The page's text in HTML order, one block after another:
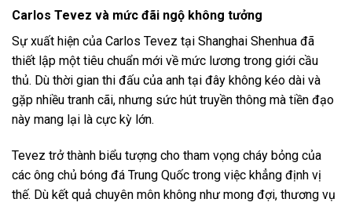
Carlos Tevez và mức đãi ngộ không tưởng
Sự xuất hiện của Carlos Tevez tại Shanghai Shenhua đã
thiết lập một tiêu chuẩn mới về mức lương trong giới cầu
thủ. Dù thời gian thi đấu của anh tại đây không kéo dài và
gặp nhiều tranh cãi, nhưng sức hút truyền thông mà tiền đạo
này mang lại là cực kỳ lớn.
Tevez trở thành biểu tượng cho tham vọng cháy bỏng của
các ông chủ bóng đá Trung Quốc trong việc khẳng định vị
thế. Dù kết quả chuyên môn không như mong đợi, thương vụ